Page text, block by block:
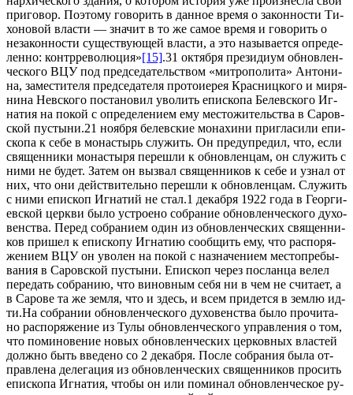
при­го­вор. По­это­му го­во­рить в дан­ное вре­мя о за­кон­но­сти Ти­
хо­но­вой вла­сти — зна­чит в то же са­мое вре­мя и го­во­рить о
неза­кон­но­сти су­ще­ству­ю­щей вла­сти, а это на­зы­ва­ет­ся опре­де­
лен­но: контр­ре­во­лю­ция»[15].31 ок­тяб­ря пре­зи­ди­ум об­нов­лен­
че­ско­го ВЦУ под пред­се­да­тель­ством «мит­ро­по­ли­та» Ан­то­ни­
на, за­ме­сти­те­ля пред­се­да­те­ля про­то­и­е­рея Крас­ниц­ко­го и ми­ря­
ни­на Нев­ско­го по­ста­но­вил уво­лить епи­ско­па Белев­ско­го Иг­
на­тия на по­кой с опре­де­ле­ни­ем ему ме­сто­жи­тель­ства в Са­ров­
ской пу­сты­ни.21 но­яб­ря белев­ские мо­на­хи­ни при­гла­си­ли епи­
ско­па к се­бе в мо­на­стырь слу­жить. Он пре­ду­пре­дил, что, ес­ли
свя­щен­ни­ки мо­на­сты­ря пе­ре­шли к об­нов­лен­цам, он слу­жить с
ни­ми не бу­дет. За­тем он вы­звал свя­щен­ни­ков к се­бе и узнал от
них, что они дей­стви­тель­но пе­ре­шли к об­нов­лен­цам. Слу­жить
с ни­ми епи­скоп Иг­на­тий не стал.1 де­каб­ря 1922 го­да в Ге­ор­ги­
ев­ской церк­ви бы­ло устро­е­но со­бра­ние об­нов­лен­че­ско­го ду­хо­
вен­ства. Пе­ред со­бра­ни­ем один из об­нов­лен­че­ских свя­щен­ни­
ков при­шел к епи­ско­пу Иг­на­тию со­об­щить ему, что рас­по­ря­
же­ни­ем ВЦУ он уво­лен на по­кой с на­зна­че­ни­ем ме­сто­пре­бы­
ва­ния в Са­ров­ской пу­сты­ни. Епи­скоп через по­слан­ца ве­лел
пе­ре­дать со­бра­нию, что ви­нов­ным се­бя ни в чем не счи­та­ет, а
в Са­ро­ве та же зем­ля, что и здесь, и всем при­дет­ся в зем­лю ид­
ти.На со­бра­нии об­нов­лен­че­ско­го ду­хо­вен­ства бы­ло про­чи­та­
но рас­по­ря­же­ние из Ту­лы об­нов­лен­че­ско­го управ­ле­ния о том,
что по­ми­но­ве­ние но­вых об­нов­лен­че­ских цер­ков­ных вла­стей
долж­но быть вве­де­но со 2 де­каб­ря. По­сле со­бра­ния бы­ла от­
прав­ле­на де­ле­га­ция из об­нов­лен­че­ских свя­щен­ни­ков про­сить
епи­ско­па Иг­на­тия, чтобы он или по­ми­нал об­нов­лен­че­ское ру­